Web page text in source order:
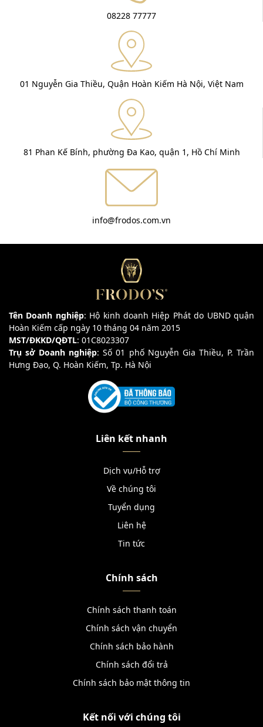
08228 77777
01 Nguyễn Gia Thiều, Quận Hoàn Kiếm Hà Nội, Việt Nam
81 Phan Kế Bính, phường Đa Kao, quận 1, Hồ Chí Minh
info@frodos.com.vn
Tên Doanh nghiệp: Hộ kinh doanh Hiệp Phát do UBND quận
Hoàn Kiếm cấp ngày 10 tháng 04 năm 2015
MST/ĐKKD/QĐTL: 01C8023307
Trụ sở Doanh nghiệp: Số 01 phố Nguyễn Gia Thiều, P. Trần
Hưng Đạo, Q. Hoàn Kiếm, Tp. Hà Nội
Liên kết nhanh
Dịch vụ/Hỗ trợ
Về chúng tôi
Tuyển dụng
Liên hệ
Tin tức
Chính sách
Chính sách thanh toán
Chính sách vận chuyển
Chính sách bảo hành
Chính sách đổi trả
Chính sách bảo mật thông tin
Kết nối với chúng tôi